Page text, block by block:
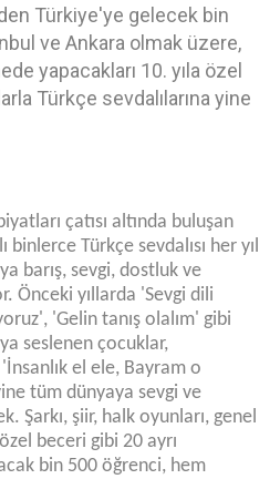
Türkiye'ye gelecek bin
ve Ankara olmak üzere,
yapacakları 10. yıla özel
Türkçe sevdalılarına yine
çatısı altında buluşan
binlerce Türkçe sevdalısı her yıl
barış, sevgi, dostluk ve
Önceki yıllarda 'Sevgi dili
'Gelin tanış olalım' gibi
seslenen çocuklar,
el ele, Bayram o
tüm dünyaya sevgi ve
Şarkı, şiir, halk oyunları, genel
beceri gibi 20 ayrı
bin 500 öğrenci, hem